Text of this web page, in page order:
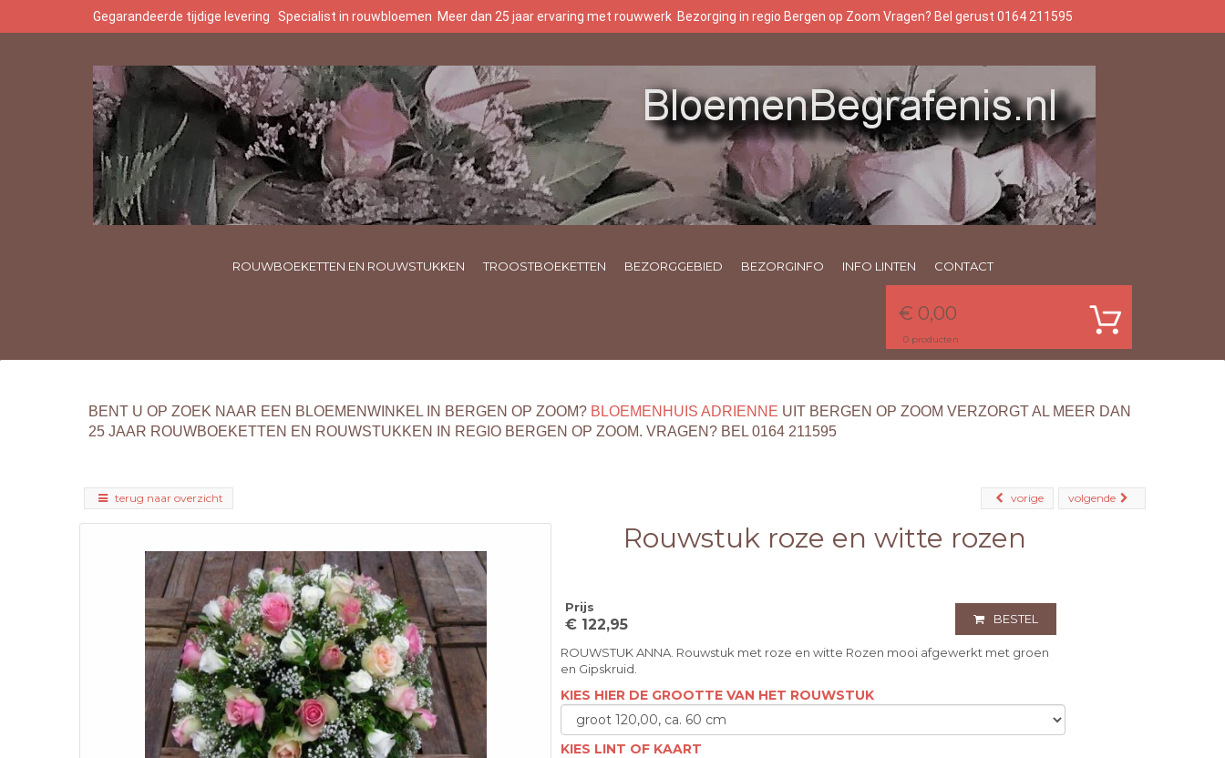
Gegarandeerde tijdige levering Specialist in rouwbloemen Meer dan 25 jaar ervaring met rouwwerk Bezorging in regio Bergen op Zoom Vragen? Bel gerust 0164 211595
ROUWBOEKETTEN EN ROUWSTUKKEN TROOSTBOEKETTEN BEZORGGEBIED BEZORGINFO INFO LINTEN CONTACT
€ 0,00
0 producten
BENT U OP ZOEK NAAR EEN BLOEMENWINKEL IN BERGEN OP ZOOM? BLOEMENHUIS ADRIENNE UIT BERGEN OP ZOOM VERZORGT AL MEER DAN
25 JAAR ROUWBOEKETTEN EN ROUWSTUKKEN IN REGIO BERGEN OP ZOOM. VRAGEN? BEL 0164 211595
terug naar overzicht volgende
vorige
Rouwstuk roze en witte rozen
Prijs
€ 122,95 BESTEL
ROUWSTUK ANNA. Rouwstuk met roze en witte Rozen mooi afgewerkt met groen
en Gipskruid.
KIES HIER DE GROOTTE VAN HET ROUWSTUK
KIES LINT OF KAART